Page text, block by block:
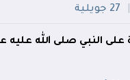
27 جويلية
على النبي صلى الله